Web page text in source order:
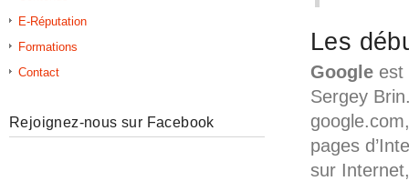
Les
Google est
Sergey
pages
sur
E-Réputation
Formations
Contact
Rejoignez-nous sur Facebook